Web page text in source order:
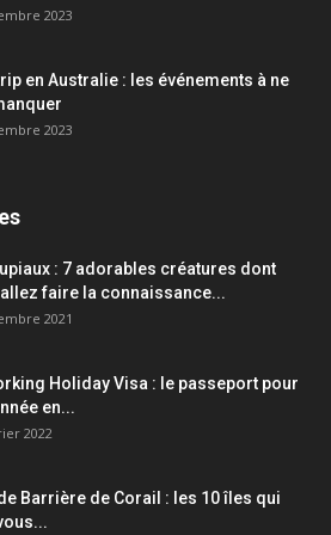
2023
en Australie : les événements à ne
2023
: 7 adorables créatures dont
faire la connaissance...
2021
Holiday Visa : le passeport pour
en...
2022
Barrière de Corail : les 10 îles qui